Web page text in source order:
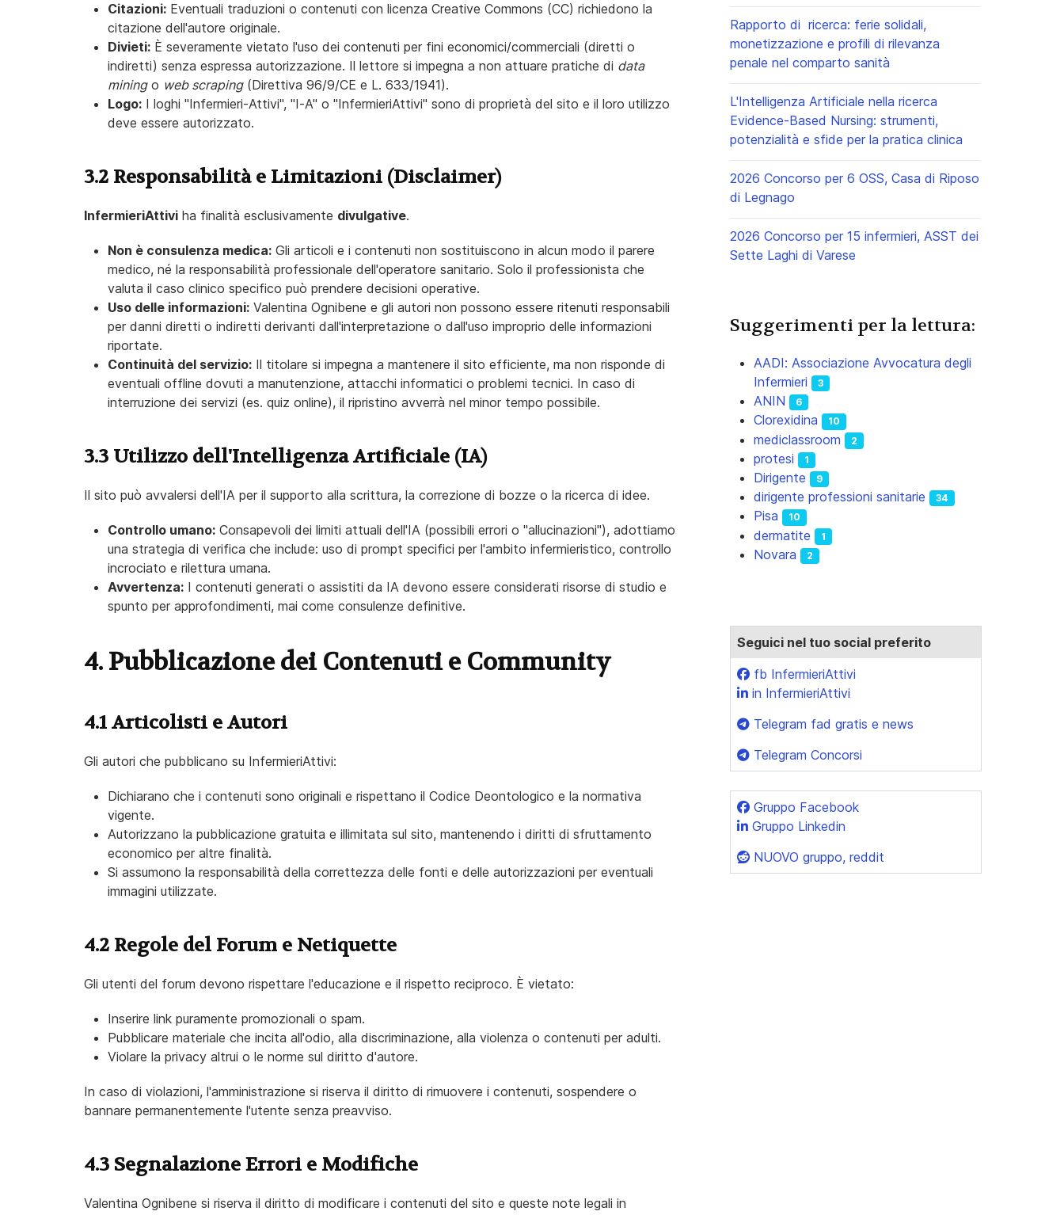
Citazioni: Eventuali traduzioni o contenuti con licenza Creative Commons (CC) richiedono la
citazione dell'autore originale.
Divieti: È severamente vietato l'uso dei contenuti per fini economici/commerciali (diretti o
indiretti) senza espressa autorizzazione. Il lettore si impegna a non attuare pratiche di data
miningo web scraping(Direttiva 96/9/CE e L. 633/1941).
Logo: I loghi "Infermieri-Attivi", "I-A" o "InfermieriAttivi" sono di proprietà del sito e il loro utilizzo
deve essere autorizzato.
3.2 Responsabilità e Limitazioni (Disclaimer)
InfermieriAttivi ha finalità esclusivamente divulgative.
Non è consulenza medica: Gli articoli e i contenuti non sostituiscono in alcun modo il parere
medico, né la responsabilità professionale dell'operatore sanitario. Solo il professionista che
valuta il caso clinico specifico può prendere decisioni operative.
Uso delle informazioni: Valentina Ognibene e gli autori non possono essere ritenuti responsabili
per danni diretti o indiretti derivanti dall'interpretazione o dall'uso improprio delle informazioni
riportate.
Continuità del servizio: Il titolare si impegna a mantenere il sito efficiente, ma non risponde di
eventuali offline dovuti a manutenzione, attacchi informatici o problemi tecnici. In caso di
interruzione dei servizi (es. quiz online), il ripristino avverrà nel minor tempo possibile.
3.3 Utilizzo dell'Intelligenza Artificiale (IA)
Il sito può avvalersi dell'IA per il supporto alla scrittura, la correzione di bozze o la ricerca di idee.
Controllo umano: Consapevoli dei limiti attuali dell'IA (possibili errori o "allucinazioni"), adottiamo
una strategia di verifica che include: uso di prompt specifici per l'ambito infermieristico, controllo
incrociato e rilettura umana.
Avvertenza: I contenuti generati o assistiti da IA devono essere considerati risorse di studio e
spunto per approfondimenti, mai come consulenze definitive.
4. Pubblicazione dei Contenuti e Community
4.1 Articolisti e Autori
Gli autori che pubblicano su InfermieriAttivi:
Dichiarano che i contenuti sono originali e rispettano il Codice Deontologico e la normativa
vigente.
Autorizzano la pubblicazione gratuita e illimitata sul sito, mantenendo i diritti di sfruttamento
economico per altre finalità.
Si assumono la responsabilità della correttezza delle fonti e delle autorizzazioni per eventuali
immagini utilizzate.
4.2 Regole del Forum e Netiquette
Gli utenti del forum devono rispettare l'educazione e il rispetto reciproco. È vietato:
Inserire link puramente promozionali o spam.
Pubblicare materiale che incita all'odio, alla discriminazione, alla violenza o contenuti per adulti.
Violare la privacy altrui o le norme sul diritto d'autore.
In caso di violazioni, l'amministrazione si riserva il diritto di rimuovere i contenuti, sospendere o
bannare permanentemente l'utente senza preavviso.
4.3 Segnalazione Errori e Modifiche
Valentina Ognibene si riserva il diritto di modificare i contenuti del sito e queste note legali in
Rapporto di ricerca: ferie solidali,
monetizzazione e profili di rilevanza
penale nel comparto sanità
L'Intelligenza Artificiale nella ricerca
Evidence-Based Nursing: strumenti,
potenzialità e sfide per la pratica clinica
2026 Concorso per 6 OSS, Casa di Riposo
di Legnago
2026 Concorso per 15 infermieri, ASST dei
Sette Laghi di Varese
Suggerimenti per la lettura:
AADI: Associazione Avvocatura degli
Infermieri
3
ANIN 6
Clorexidina 10
mediclassroom 2
protesi 1
Dirigente 9
dirigente professioni sanitarie 34
Pisa 10
dermatite 1
Novara 2
Seguici nel tuo social preferito
fb InfermieriAttivi
in InfermieriAttivi
Telegram fad gratis e news
Telegram Concorsi
Gruppo Facebook
Gruppo Linkedin
NUOVO gruppo, reddit